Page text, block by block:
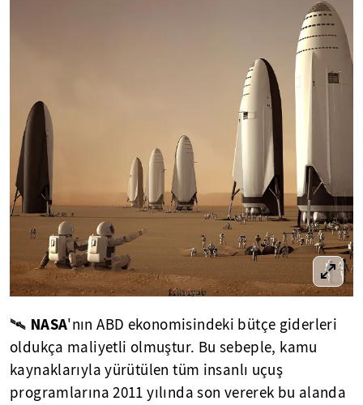
🛰 NASA'nın ABD ekonomisindeki bütçe giderleri
oldukça maliyetli olmuştur. Bu sebeple, kamu
kaynaklarıyla yürütülen tüm insanlı uçuş
programlarına 2011 yılında son vererek bu alanda